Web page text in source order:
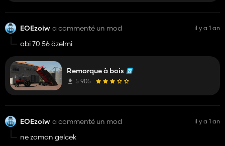
EOEzoiw a commenté un mod il y a 1 an
abi 70 56 özelmi
Remorque à bois
5 905
EOEzoiw a commenté un mod il y a 1 an
ne zaman gelcek